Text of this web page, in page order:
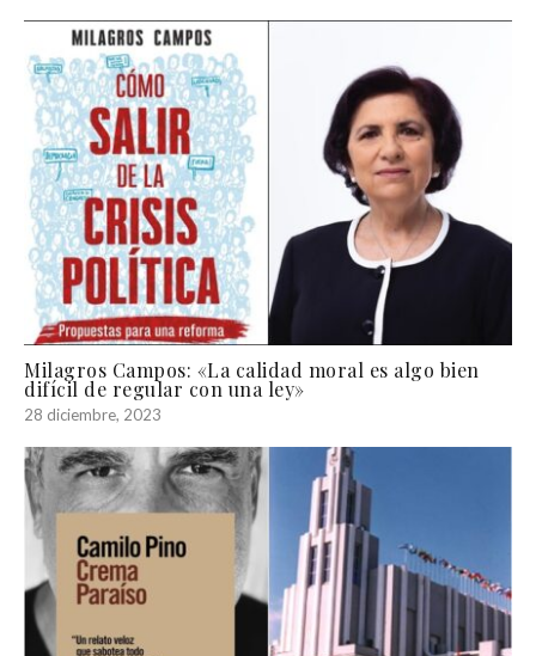
Milagros Campos: «La calidad moral es algo bien
difícil de regular con una ley»
28 diciembre, 2023